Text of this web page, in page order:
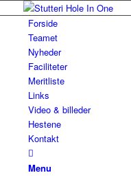
Forside
Teamet
Nyheder
Faciliteter
Meritliste
Links
Video & billeder
Hestene
Kontakt
Menu